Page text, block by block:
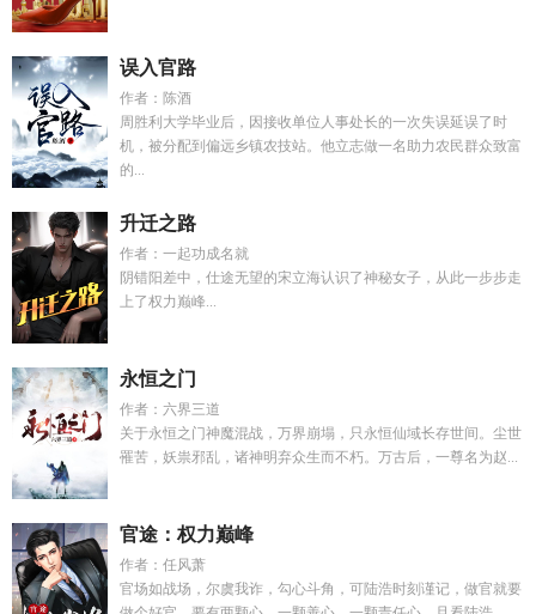
误入官路
作者：陈酒
周胜利大学毕业后，因接收单位人事处长的一次失误延误了时
机，被分配到偏远乡镇农技站。他立志做一名助力农民群众致富
的...
升迁之路
作者：一起功成名就
阴错阳差中，仕途无望的宋立海认识了神秘女子，从此一步步走
上了权力巅峰...
永恒之门
作者：六界三道
关于永恒之门神魔混战，万界崩塌，只永恒仙域长存世间。尘世
罹苦，妖祟邪乱，诸神明弃众生而不朽。万古后，一尊名为赵...
官途：权力巅峰
作者：任风萧
官场如战场，尔虞我诈，勾心斗角，可陆浩时刻谨记，做官就要